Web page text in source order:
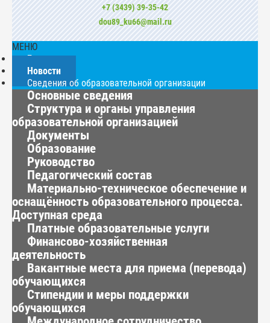
+7 (3439) 39-35-42
dou89_ku66@mail.ru
МЕНЮ
Главная
Новости
Сведения об образовательной организации
Основные сведения
Структура и органы управления
образовательной организацией
Документы
Образование
Руководство
Педагогический состав
Материально-техническое обеспечение и
оснащённость образовательного процесса.
Доступная среда
Платные образовательные услуги
Финансово-хозяйственная
деятельность
Вакантные места для приема (перевода)
обучающихся
Стипендии и меры поддержки
обучающихся